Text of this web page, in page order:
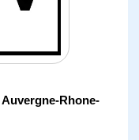
Auvergne-Rhone-